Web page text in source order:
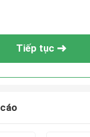
Tiếp tục